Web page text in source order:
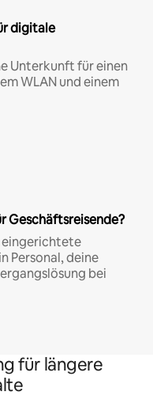
digitale
Unterkunft für einen
WLAN und einem
Geschäftsreisende?
Personal, deine
bei
für längere